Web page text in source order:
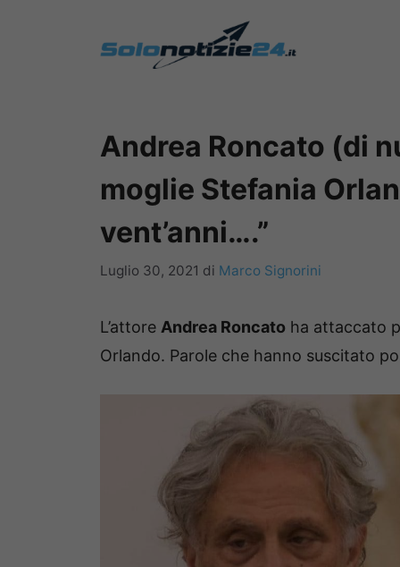
Andrea Roncato (di
moglie Stefania
vent’anni….”
Luglio 30, 2021 di Marco Signorini
L’attore Andrea Roncato ha attaccato
Orlando. Parole che hanno suscitato